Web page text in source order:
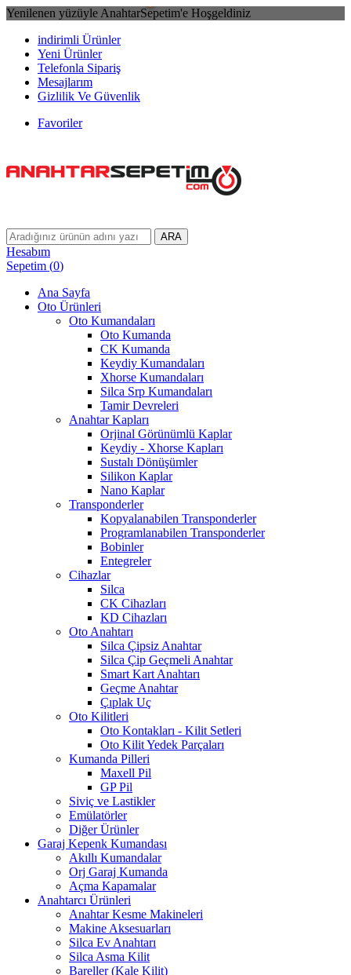
Yenilenen yüzüyle AnahtarSepetim'e Hoşgeldiniz
indirimli Ürünler
Yeni Ürünler
Telefonla Sipariş
Mesajlarım
Gizlilik Ve Güvenlik
Favoriler
ARA
Hesabım
Sepetim (0)
Ana Sayfa
Oto Ürünleri
Oto Kumandaları
Oto Kumanda
CK Kumanda
Keydiy Kumandaları
Xhorse Kumandaları
Silca Srp Kumandaları
Tamir Devreleri
Anahtar Kapları
Orjinal Görünümlü Kaplar
Keydiy - Xhorse Kapları
Sustalı Dönüşümler
Silikon Kaplar
Nano Kaplar
Transponderler
Kopyalanabilen Transponderler
Programlanabilen Transponderler
Bobinler
Entegreler
Cihazlar
Silca
CK Cihazları
KD Cihazları
Oto Anahtarı
Silca Çipsiz Anahtar
Silca Çip Geçmeli Anahtar
Smart Kart Anahtarı
Geçme Anahtar
Çıplak Uç
Oto Kilitleri
Oto Kontakları - Kilit Setleri
Oto Kilit Yedek Parçaları
Kumanda Pilleri
Maxell Pil
GP Pil
Siviç ve Lastikler
Emülatörler
Diğer Ürünler
Garaj Kepenk Kumandası
Akıllı Kumandalar
Orj Garaj Kumanda
Açma Kapamalar
Anahtarcı Ürünleri
Anahtar Kesme Makineleri
Makine Aksesuarları
Silca Ev Anahtarı
Silca Asma Kilit
Bareller (Kale Kilit)